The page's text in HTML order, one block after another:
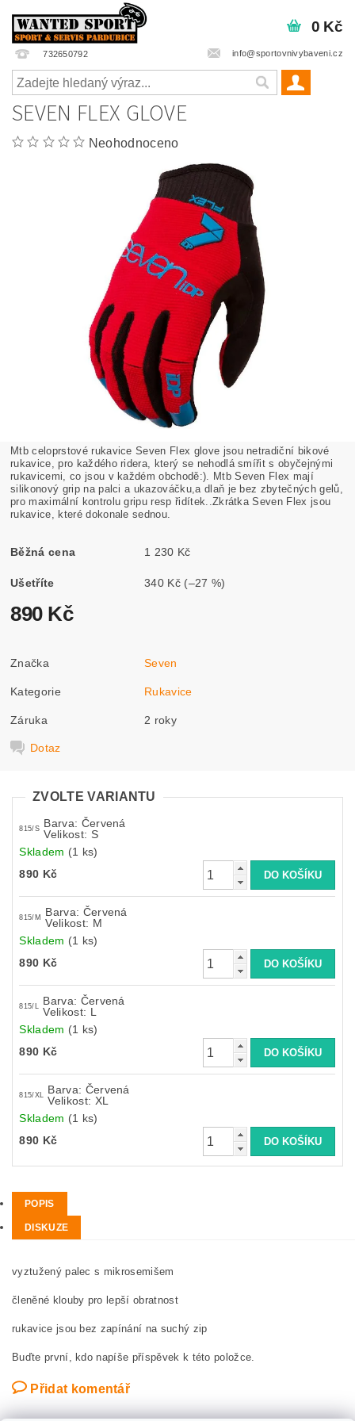
732650792 info@sportovnivybaveni.cz
0 Kč
SEVEN FLEX GLOVE
Neohodnoceno
Mtb celoprstové rukavice Seven Flex glove jsou netradiční bikové
rukavice, pro každého ridera, který se nehodlá smířit s obyčejnými
rukavicemi, co jsou v každém obchodě:). Mtb Seven Flex mají
silikonový grip na palci a ukazováčku,a dlaň je bez zbytečných gelů,
pro maximální kontrolu gripu resp řidítek..Zkrátka Seven Flex jsou
rukavice, které dokonale sednou.
Běžná cena 1 230 Kč
Ušetříte 340 Kč (–27 %)
890 Kč
Značka Seven
Kategorie Rukavice
Záruka 2 roky
Dotaz
ZVOLTE VARIANTU
815/S
Barva: Červená
Velikost: S
Skladem (1 ks)
890 Kč
815/M
Barva: Červená
Velikost: M
Skladem (1 ks)
890 Kč
815/L
Barva: Červená
Velikost: L
Skladem (1 ks)
890 Kč
815/XL Barva: Červená
Velikost: XL
Skladem (1 ks)
890 Kč
POPIS
DISKUZE
vyztužený palec s mikrosemišem
členěné klouby pro lepší obratnost
rukavice jsou bez zapínání na suchý zip
Buďte první, kdo napíše příspěvek k této položce.
Přidat komentář